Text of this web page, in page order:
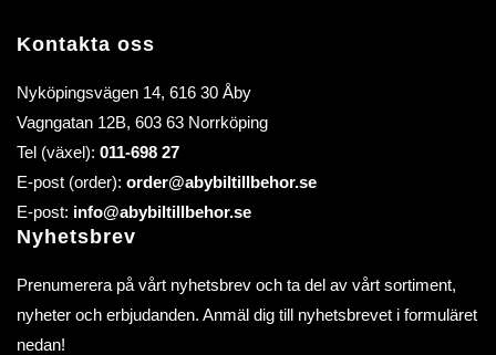
Kontakta oss
Nyköpingsvägen 14, 616 30 Åby
Vagngatan 12B, 603 63 Norrköping
Tel (växel): 011-698 27
E-post (order): order@abybiltillbehor.se
E-post: info@abybiltillbehor.se
Nyhetsbrev
Prenumerera på vårt nyhetsbrev och ta del av vårt sortiment,
nyheter och erbjudanden. Anmäl dig till nyhetsbrevet i formuläret
nedan!